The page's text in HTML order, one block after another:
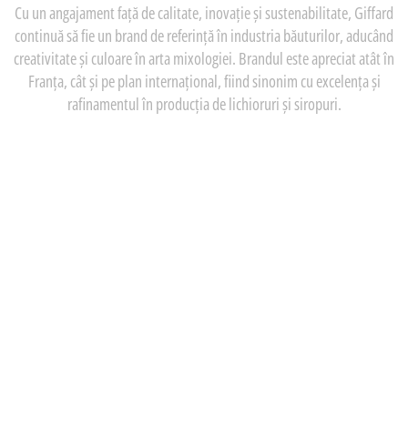
Cu un angajament față de calitate, inovație și sustenabilitate, Giffard
continuă să fie un brand de referință în industria băuturilor, aducând
creativitate și culoare în arta mixologiei. Brandul este apreciat atât în
Franța, cât și pe plan internațional, fiind sinonim cu excelența și
rafinamentul în producția de lichioruri și siropuri.